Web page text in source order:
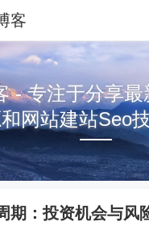
客
- 专注于分享
网站建站Seo
期：投资机会与风